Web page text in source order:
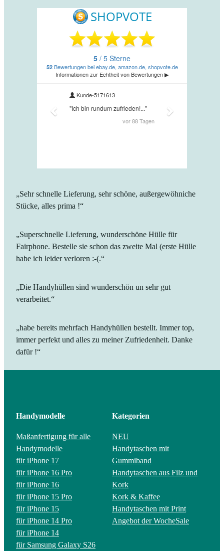
„Sehr schnelle Lieferung, sehr schöne, außergewöhniche
Stücke, alles prima !“
„Superschnelle Lieferung, wunderschöne Hülle für
Fairphone. Bestelle sie schon das zweite Mal (erste Hülle
habe ich leider verloren :-(.“
„Die Handyhüllen sind wunderschön un sehr gut
verarbeitet.“
„habe bereits mehrfach Handyhüllen bestellt. Immer top,
immer perfekt und alles zu meiner Zufriedenheit. Danke
dafür !“
Handymodelle
Maßanfertigung für alle
Handymodelle
für iPhone 17
für iPhone 16 Pro
für iPhone 16
für iPhone 15 Pro
für iPhone 15
für iPhone 14 Pro
für iPhone 14
für Samsung Galaxy S26
Kategorien
NEU
Handytaschen mit
Gummiband
Handytaschen aus Filz und
Kork
Kork & Kaffee
Handytaschen mit Print
Angebot der WocheSale